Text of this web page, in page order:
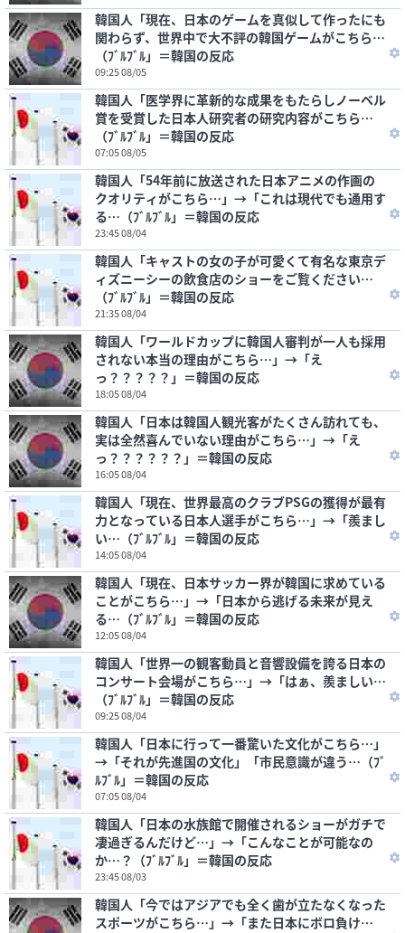
韓国人「現在、日本のゲームを真似して作ったにも
関わらず、世界中で大不評の韓国ゲームがこちら…
（ﾌﾞﾙﾌﾞﾙ」＝韓国の反応
09:25 08/05
韓国人「医学界に革新的な成果をもたらしノーベル
賞を受賞した日本人研究者の研究内容がこちら…
（ﾌﾞﾙﾌﾞﾙ」＝韓国の反応
07:05 08/05
韓国人「54年前に放送された日本アニメの作画の
クオリティがこちら…」→「これは現代でも通用す
る…（ﾌﾞﾙﾌﾞﾙ」＝韓国の反応
23:45 08/04
韓国人「キャストの女の子が可愛くて有名な東京デ
ィズニーシーの飲食店のショーをご覧ください…
（ﾌﾞﾙﾌﾞﾙ」＝韓国の反応
21:35 08/04
韓国人「ワールドカップに韓国人審判が一人も採用
されない本当の理由がこちら…」→「え
っ？？？？？」＝韓国の反応
18:05 08/04
韓国人「日本は韓国人観光客がたくさん訪れても、
実は全然喜んでいない理由がこちら…」→「え
っ？？？？？？」＝韓国の反応
16:05 08/04
韓国人「現在、世界最高のクラブPSGの獲得が最有
力となっている日本人選手がこちら…」→「羨まし
い…（ﾌﾞﾙﾌﾞﾙ」＝韓国の反応
14:05 08/04
韓国人「現在、日本サッカー界が韓国に求めている
ことがこちら…」→「日本から逃げる未来が見え
る…（ﾌﾞﾙﾌﾞﾙ」＝韓国の反応
12:05 08/04
韓国人「世界一の観客動員と音響設備を誇る日本の
コンサート会場がこちら…」→「はぁ、羨ましい…
（ﾌﾞﾙﾌﾞﾙ」＝韓国の反応
09:25 08/04
韓国人「日本に行って一番驚いた文化がこちら…」
→「それが先進国の文化」「市民意識が違う…（ﾌﾞ
ﾙﾌﾞﾙ」＝韓国の反応
07:05 08/04
韓国人「日本の水族館で開催されるショーがガチで
凄過ぎるんだけど…」→「こんなことが可能なの
か…？（ﾌﾞﾙﾌﾞﾙ」＝韓国の反応
23:45 08/03
韓国人「今ではアジアでも全く歯が立たなくなった
スポーツがこちら…」→「また日本にボロ負け…